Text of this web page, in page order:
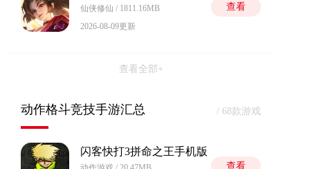
仙侠修仙 / 1811.16MB
2026-08-09更新
查看
查看全部+
动作格斗竞技手游汇总 / 68款游戏
闪客快打3拼命之王手机版
查看